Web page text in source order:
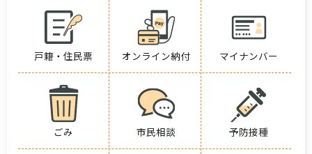
戸籍・住民票 オンライン納付 マイナンバー
ごみ 市民相談 予防接種